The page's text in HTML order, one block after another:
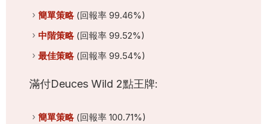
簡單策略 (回報率 99.46%)
中階策略 (回報率 99.52%)
最佳策略 (回報率 99.54%)
滿付Deuces Wild 2點王牌:
簡單策略 (回報率 100.71%)